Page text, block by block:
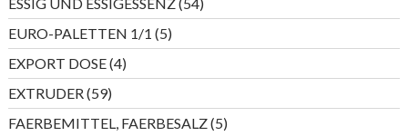
Produkte
EURO-PALETTEN 1/1 55
Produkte
EXPORT DOSE 44
Produkte
EXTRUDER 5959
Produkte
FAERBEMITTEL, FAERBESALZ 55